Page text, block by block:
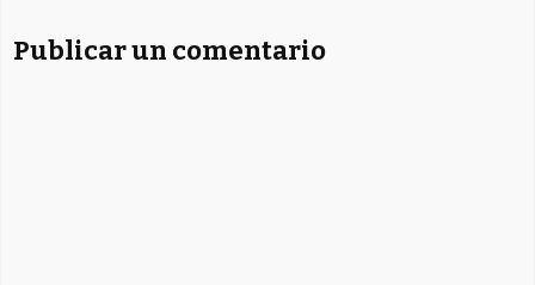
Publicar un comentario